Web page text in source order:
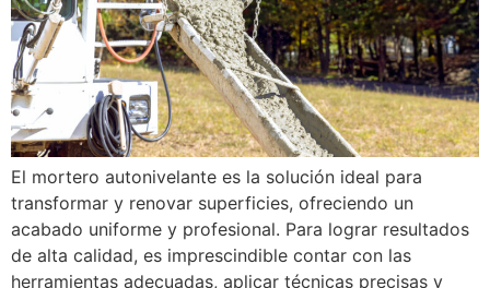
El mortero autonivelante es la solución ideal para
transformar y renovar superficies, ofreciendo un
acabado uniforme y profesional. Para lograr resultados
de alta calidad, es imprescindible contar con las
herramientas adecuadas, aplicar técnicas precisas y